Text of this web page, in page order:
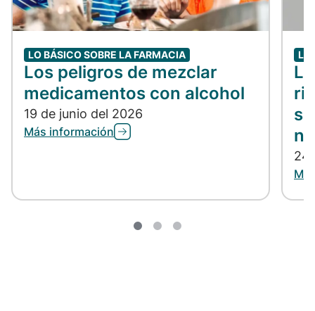
LO BÁSICO SOBRE LA FARMACIA
Los peligros de mezclar
medicamentos con alcohol
19 de junio del 2026
Más información
LO
24